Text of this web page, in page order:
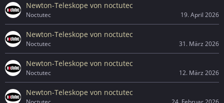
Newton-Teleskope von noctutec
Noctutec 19. April 2026
Newton-Teleskope von noctutec
Noctutec 31. März 2026
Newton-Teleskope von noctutec
Noctutec 12. März 2026
Newton-Teleskope von noctutec